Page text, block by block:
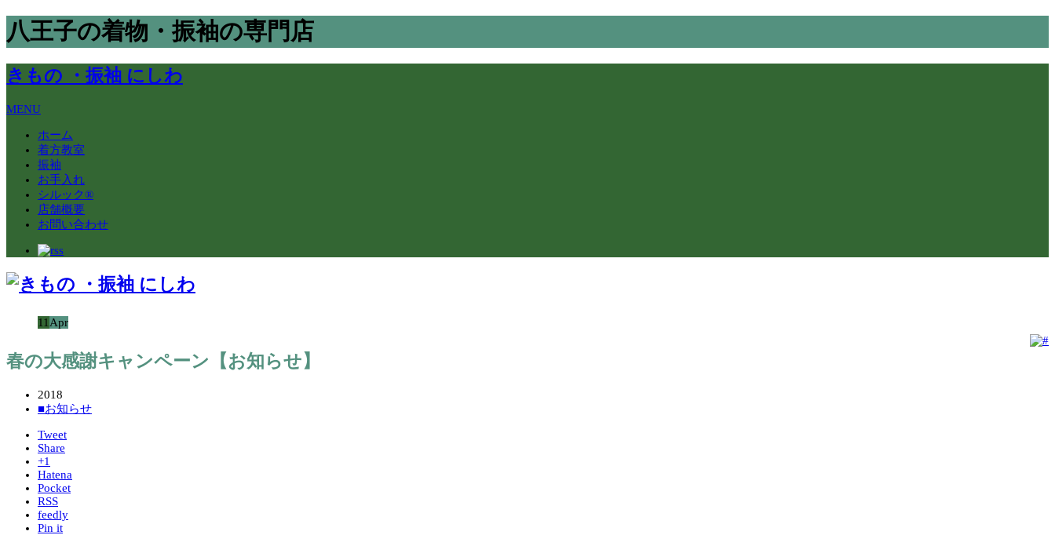
八王子の着物・振袖の専門店
きもの ・振袖 にしわ
MENU
ホーム
着方教室
振袖
お手入れ
シルック®
店舗概要
お問い合わせ
11Apr
春の大感謝キャンペーン【お知らせ】
2018
■お知らせ
Tweet
Share
+1
Hatena
Pocket
RSS
feedly
Pin it